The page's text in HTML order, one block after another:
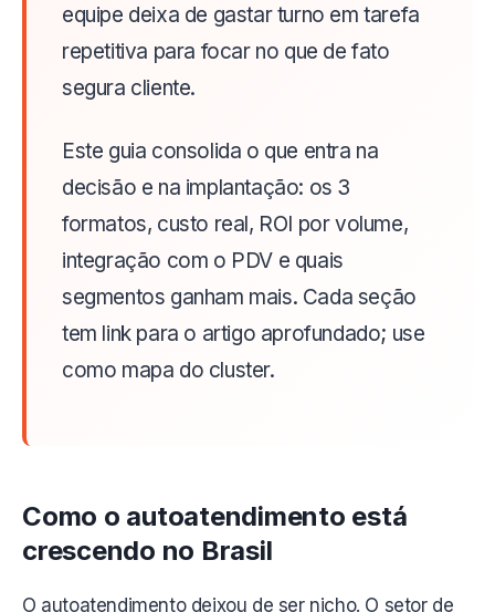
equipe deixa de gastar turno em tarefa
repetitiva para focar no que de fato
segura cliente.
Este guia consolida o que entra na
decisão e na implantação: os 3
formatos, custo real, ROI por volume,
integração com o PDV e quais
segmentos ganham mais. Cada seção
tem link para o artigo aprofundado; use
como mapa do cluster.
Como o autoatendimento está
crescendo no Brasil
O autoatendimento deixou de ser nicho. O setor de